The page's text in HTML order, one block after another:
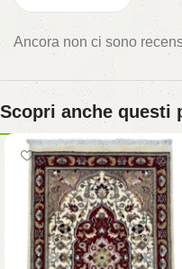
Ancora non ci sono
Scopri anche questi